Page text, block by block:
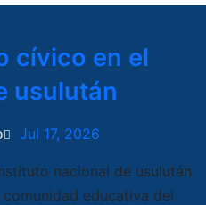
cívico en el
usulután
Jul 17, 2026
nacional de usulután
educativa del